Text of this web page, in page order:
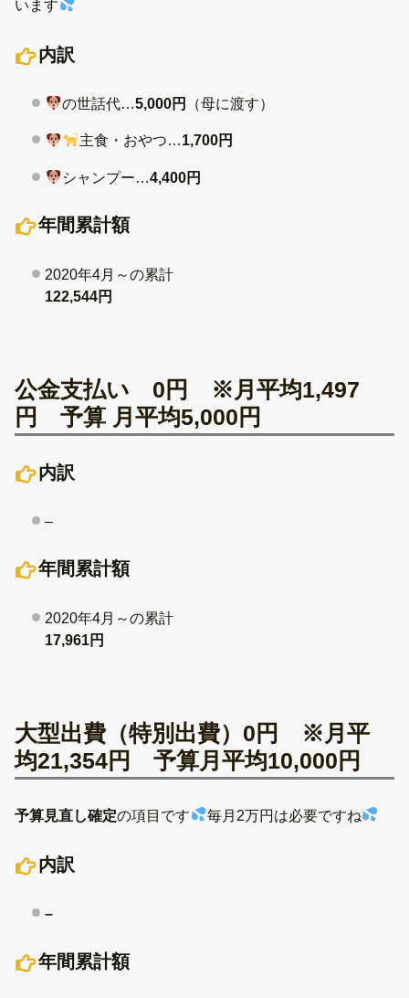
います
内訳
の世話代…5,000円 （母に渡す）
主食・おやつ…1,700円
シャンプー…4,400円
年間累計額
2020年4月～の累計
122,544円
公金支払い 0円 ※月平均1,497
円 予算 月平均5,000円
内訳
–
年間累計額
2020年4月～の累計
17,961円
大型出費（特別出費）0円 ※月平
均21,354円 予算月平均10,000円
予算見直し確定の項目です 毎月2万円は必要ですね
内訳
–
年間累計額